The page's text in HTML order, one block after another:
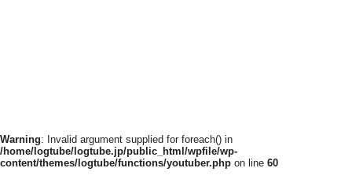
Warning: Invalid argument supplied for foreach() in
/home/logtube/logtube.jp/public_html/wpfile/wp-
content/themes/logtube/functions/youtuber.php on line 60